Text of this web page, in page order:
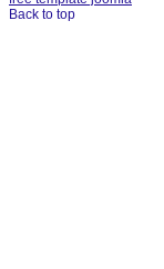
Back to top